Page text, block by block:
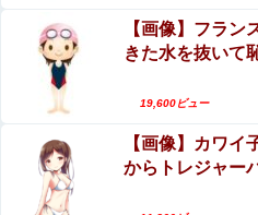
乳おっぱいが最高過
と衝突したドラレコが
海外「飛田新地でこ
できるのかよ」⇒ 晒
【画像】フラン
きた水を抜いて
19,600ビュー
【画像】カワイ
からトレジャー